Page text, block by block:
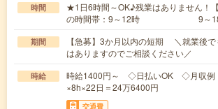
時間
★1日6時間～OK♪残業はありません！
の時間帯：9～12時 9～
期間
【急募】3か月以内の短期 ＼就業後で
はありますのでご相談ください／
時給
時給1400円～ ◇日払いOK ◇月収例
×8h×22日＝24万6400円
交通費